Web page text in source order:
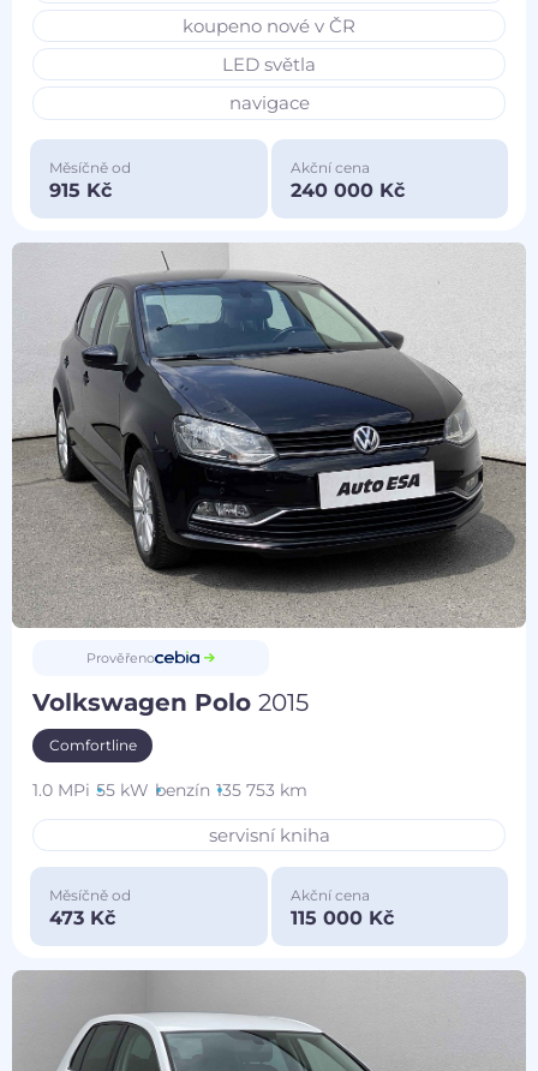
koupeno nové v ČR
LED světla
navigace
Měsíčně od
915 Kč
Akční cena
240 000 Kč
Prověřeno
Volkswagen Polo2015
Comfortline
1.0 MPi 55 kW benzín 135 753 km
servisní kniha
Měsíčně od
473 Kč
Akční cena
115 000 Kč